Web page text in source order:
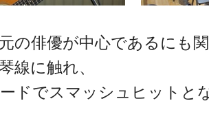
の俳優が中心であるにも
線に触れ、
ドでスマッシュヒットと